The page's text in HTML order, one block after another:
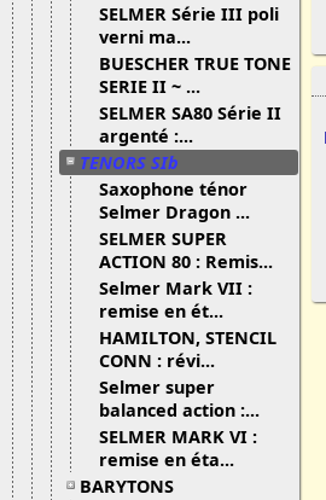
SELMER Série III poli
verni ma...
BUESCHER TRUE TONE
SERIE II ~ ...
SELMER SA80 Série II
argenté :...
TENORS SIb
Saxophone ténor
Selmer Dragon ...
SELMER SUPER
ACTION 80 : Remis...
Selmer Mark VII :
remise en ét...
HAMILTON, STENCIL
CONN : révi...
Selmer super
balanced action :...
SELMER MARK VI :
remise en éta...
BARYTONS